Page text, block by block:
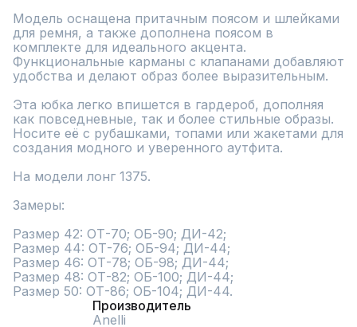
Модель оснащена притачным поясом и шлейками
для ремня, а также дополнена поясом в
комплекте для идеального акцента.
Функциональные карманы с клапанами добавляют
удобства и делают образ более выразительным.
Эта юбка легко впишется в гардероб, дополняя
как повседневные, так и более стильные образы.
Носите её с рубашками, топами или жакетами для
создания модного и уверенного аутфита.
На модели лонг 1375.
Замеры:
Размер 42: ОТ-70; ОБ-90; ДИ-42;
Размер 44: ОТ-76; ОБ-94; ДИ-44;
Размер 46: ОТ-78; ОБ-98; ДИ-44;
Размер 48: ОТ-82; ОБ-100; ДИ-44;
Размер 50: ОТ-86; ОБ-104; ДИ-44.
Производитель
Anelli